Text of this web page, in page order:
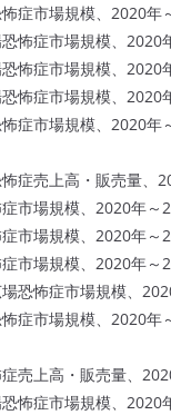
市場規模、2020年
症市場規模、2020
症市場規模、2020
症市場規模、2020
市場規模、2020年
売上高・販売量、
場規模、2020年～
場規模、2020年～
場規模、2020年～
怖症市場規模、
市場規模、2020年
上高・販売量、
症市場規模、2020